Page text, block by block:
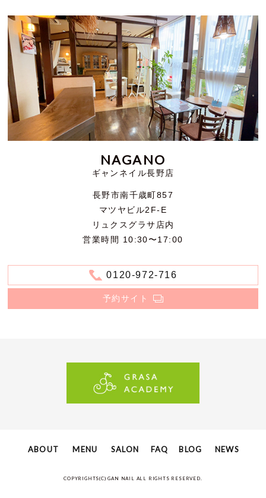
NAGANO
ギャンネイル長野店
長野市南千歳町857
マツヤビル2F-E
リュクスグラサ店内
営業時間 10:30〜17:00
0120-972-716
予約サイト
ABOUT MENU SALON FAQ BLOG NEWS
COPYRIGHTS(C) GAN NAIL ALL RIGHTS RESERVED.